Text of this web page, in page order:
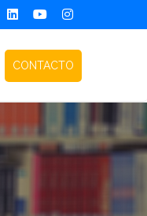
CONTACTO